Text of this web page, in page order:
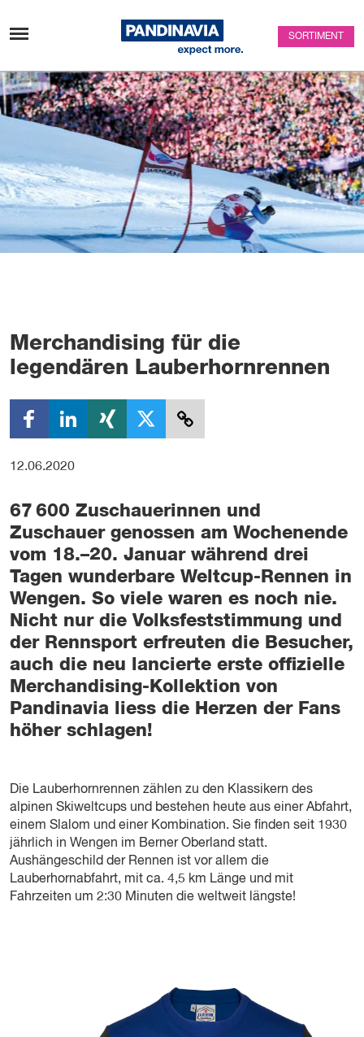
SORTIMENT
Merchandising für die
legendären Lauberhornrennen
12.06.2020
67 600 Zuschauerinnen und
Zuschauer genossen am Wochenende
vom 18.–20. Januar während drei
Tagen wunderbare Weltcup-Rennen in
Wengen. So viele waren es noch nie.
Nicht nur die Volksfeststimmung und
der Rennsport erfreuten die Besucher,
auch die neu lancierte erste offizielle
Merchandising-Kollektion von
Pandinavia liess die Herzen der Fans
höher schlagen!
Die Lauberhornrennen zählen zu den Klassikern des
alpinen Skiweltcups und bestehen heute aus einer Abfahrt,
einem Slalom und einer Kombination. Sie finden seit 1930
jährlich in Wengen im Berner Oberland statt.
Aushängeschild der Rennen ist vor allem die
Lauberhornabfahrt, mit ca. 4,5 km Länge und mit
Fahrzeiten um 2:30 Minuten die weltweit längste!